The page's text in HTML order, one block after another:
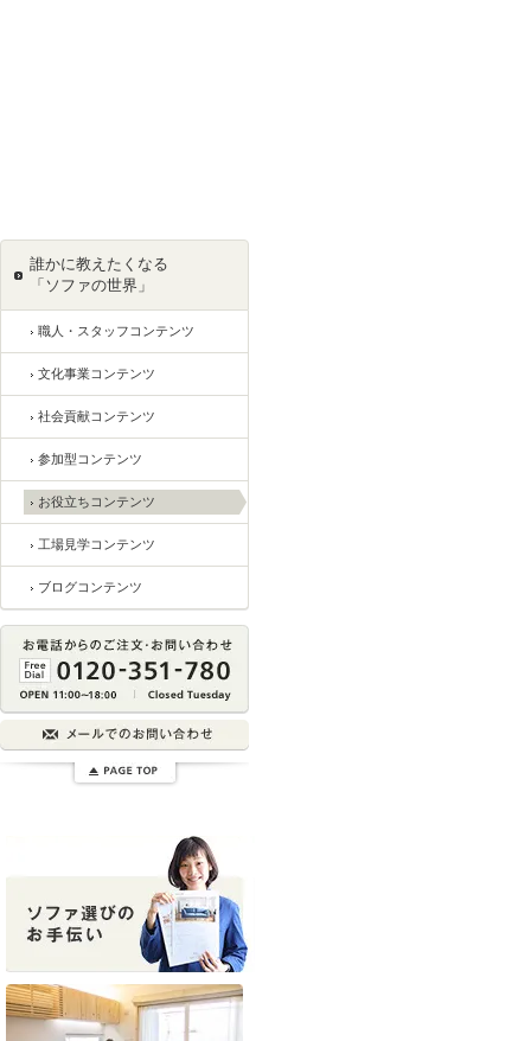
誰かに教えたくなる
「ソファの世界」
職人・スタッフコンテンツ
文化事業コンテンツ
社会貢献コンテンツ
参加型コンテンツ
お役立ちコンテンツ
工場見学コンテンツ
ブログコンテンツ